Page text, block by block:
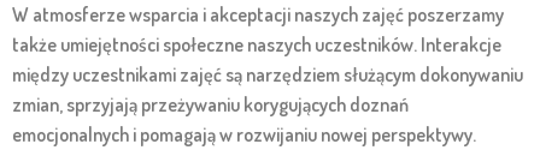
W atmosferze wsparcia i akceptacji naszych zajęć poszerzamy
także umiejętności społeczne naszych uczestników. Interakcje
między uczestnikami zajęć są narzędziem służącym dokonywaniu
zmian, sprzyjają przeżywaniu korygujących doznań
emocjonalnych i pomagają w rozwijaniu nowej perspektywy.